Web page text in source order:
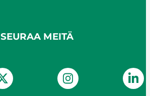
SEURAA MEITÄ